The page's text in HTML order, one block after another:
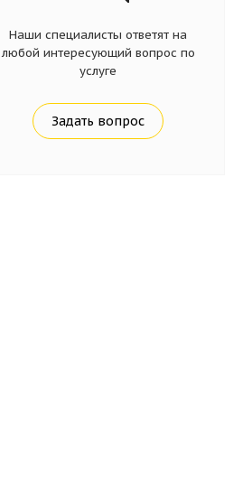
Наши специалисты ответят на
любой интересующий вопрос по
услуге
Задать вопрос